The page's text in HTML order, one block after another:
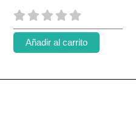
Venegas
Alejandra
Añadir al carrito